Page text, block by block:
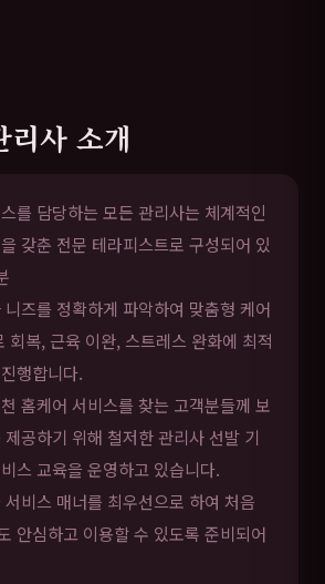
리사 소개
를 담당하는 모든 관리사는 체계적인
갖춘 전문 테라피스트로 구성되어 있
즈를 정확하게 파악하여 맞춤형 케어
회복, 근육 이완, 스트레스 완화에 최적
행합니다.
홈케어 서비스를 찾는 고객분들께 보
공하기 위해 철저한 관리사 선발 기
스 교육을 운영하고 있습니다.
비스 매너를 최우선으로 하여 처음
안심하고 이용할 수 있도록 준비되어